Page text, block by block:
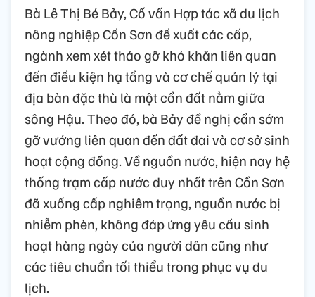
Bà Lê Thị Bé Bảy, Cố vấn Hợp tác xã du lịch
nông nghiệp Cồn Sơn đề xuất các cấp,
ngành xem xét tháo gỡ khó khăn liên quan
đến điều kiện hạ tầng và cơ chế quản lý tại
địa bàn đặc thù là một cồn đất nằm giữa
sông Hậu. Theo đó, bà Bảy đề nghị cần sớm
gỡ vướng liên quan đến đất đai và cơ sở sinh
hoạt cộng đồng. Về nguồn nước, hiện nay hệ
thống trạm cấp nước duy nhất trên Cồn Sơn
đã xuống cấp nghiêm trọng, nguồn nước bị
nhiễm phèn, không đáp ứng yêu cầu sinh
hoạt hàng ngày của người dân cũng như
các tiêu chuẩn tối thiểu trong phục vụ du
lịch.